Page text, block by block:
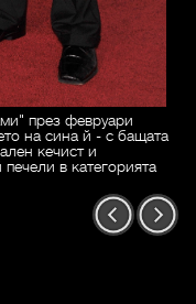
през февруари
на сина й - с бащата
кечист и
в категорията